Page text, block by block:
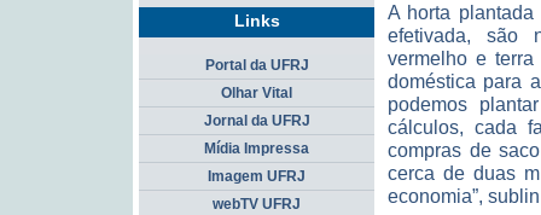
A horta
efetivada, são
vermelho e
doméstica para
podemos
cálculos, cada
compras de
cerca de duas
economia”,
Links
Portal da UFRJ
Olhar Vital
Jornal da UFRJ
Mídia Impressa
Imagem UFRJ
webTV UFRJ